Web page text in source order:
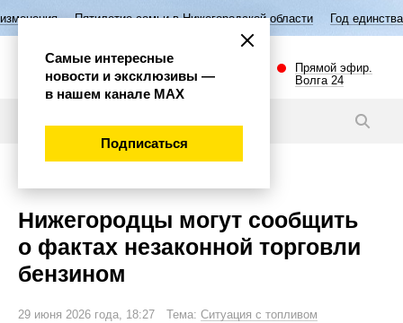
семьи в Нижегородской области Год единства народов России
Прямой эфир.
Волга 24
Нижегородцы могут сообщить
о фактах незаконной торговли
бензином
29 июня 2026 года, 18:27 Тема: Ситуация с топливом
Самые интересные
новости и эксклюзивы —
в нашем канале МАХ
Подписаться